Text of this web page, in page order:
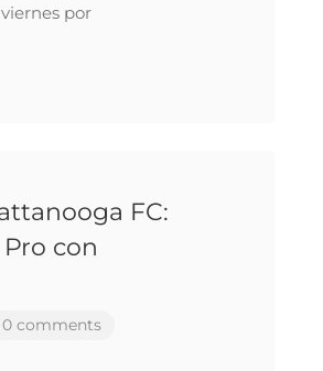
por
FC:
con
comments